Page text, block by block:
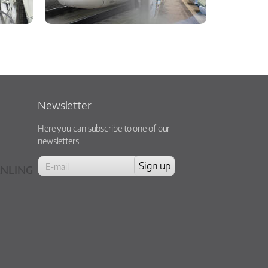
Newsletter
Here you can subscribe to one of our
newsletters